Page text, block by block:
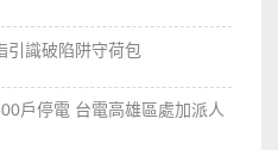
識破陷阱守荷包
戶停電 台電高雄區處加派人